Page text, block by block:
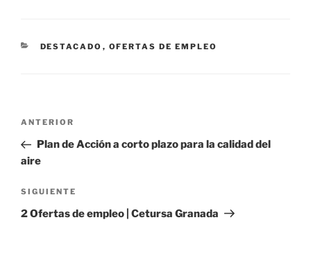
CATEGORÍAS
DESTACADO , OFERTAS DE EMPLEO
Navegación
entradas
Entrada
anterior:
ANTERIOR
Plan de Acción a corto plazo para la calidad del
aire
Siguiente
entrada
SIGUIENTE
2 Ofertas de empleo | Cetursa Granada